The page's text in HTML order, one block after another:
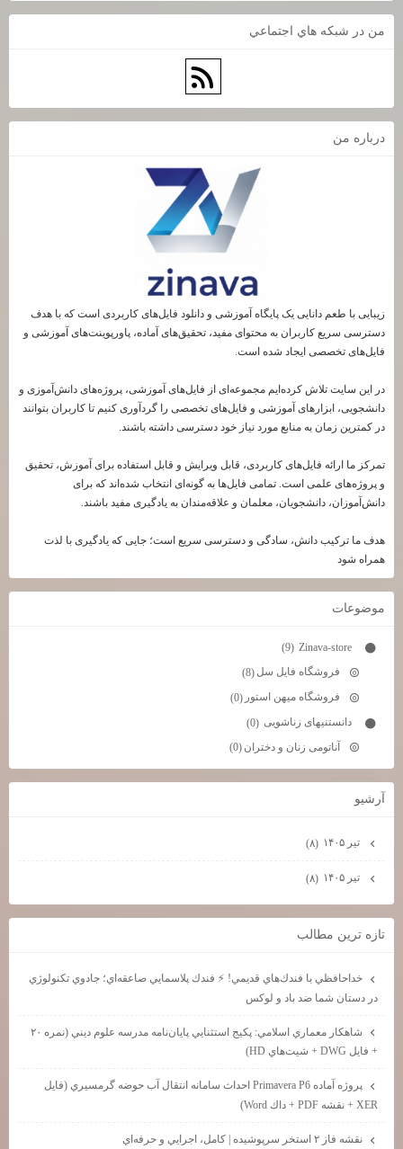
من در شبكه هاي اجتماعي
درباره من
زیبایی با طعم دانایی یک پایگاه آموزشی و دانلود فایل‌های کاربردی است که با هدف
دسترسی سریع کاربران به محتوای مفید، تحقیق‌های آماده، پاورپوینت‌های آموزشی و
فایل‌های تخصصی ایجاد شده است.
در این سایت تلاش کرده‌ایم مجموعه‌ای از فایل‌های آموزشی، پروژه‌های دانش‌آموزی و
دانشجویی، ابزارهای آموزشی و فایل‌های تخصصی را گردآوری کنیم تا کاربران بتوانند
در کمترین زمان به منابع مورد نیاز خود دسترسی داشته باشند.
تمرکز ما ارائه فایل‌های کاربردی، قابل ویرایش و قابل استفاده برای آموزش، تحقیق
و پروژه‌های علمی است. تمامی فایل‌ها به گونه‌ای انتخاب شده‌اند که برای
دانش‌آموزان، دانشجویان، معلمان و علاقه‌مندان به یادگیری مفید باشند.
هدف ما ترکیب دانش، سادگی و دسترسی سریع است؛ جایی که یادگیری با لذت
همراه شود
موضوعات
(9)
فروشگاه فایل سل (8)
فروشگاه میهن استور (0)
دانستنیهای زناشویی (0)
آناتومی زنان و دختران (0)
آرشيو
تیر ۱۴۰۵ (۸)
تیر ۱۴۰۵ (۸)
تازه ترين مطالب
خداحافظي با فندك‌هاي قديمي! ⚡ فندك پلاسمايي صاعقه‌اي؛ جادوي تكنولوژي
در دستان شما ضد باد و لوكس
شاهكار معماري اسلامي: پكيج استثنايي پايان‌نامه مدرسه علوم ديني (نمره ۲۰
+ فايل DWG + شيت‌هاي HD)
پروژه آماده Primavera P6 احداث سامانه انتقال آب حوضه گرمسيري (فايل
XER + نقشه PDF + داك Word)
نقشه فاز ۲ استخر سرپوشيده | كامل، اجرايي و حرفه‌اي